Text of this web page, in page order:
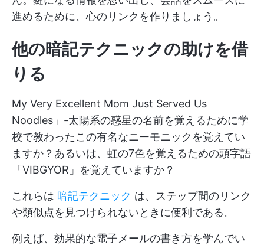
進めるために、心のリンクを作りましょう。
他の暗記テクニックの助けを借
りる
My Very Excellent Mom Just Served Us
Noodles」-太陽系の惑星の名前を覚えるために学
校で教わったこの有名なニーモニックを覚えてい
ますか？あるいは、虹の7色を覚えるための頭字語
「VIBGYOR」を覚えていますか？
これらは 暗記テクニック は、ステップ間のリンク
や類似点を見つけられないときに便利である。
例えば、効果的な電子メールの書き方を学んでい